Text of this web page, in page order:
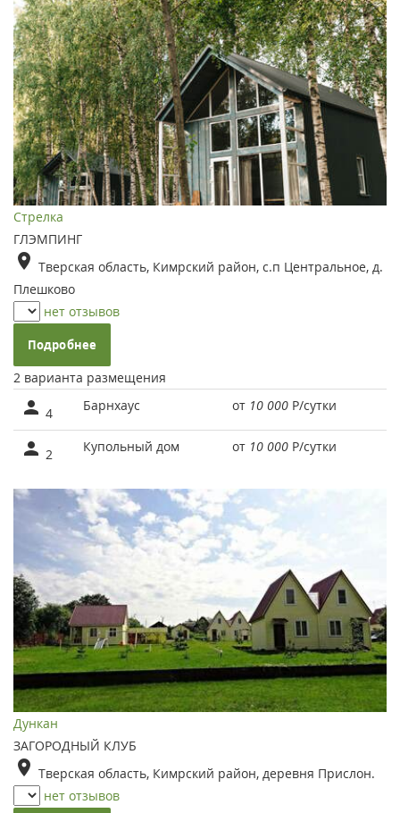
Стрелка
ГЛЭМПИНГ
Тверская область, Кимрский район, с.п Центральное, д.
Плешково
нет отзывов
Подробнее
2 варианта размещения
4 Барнхаус от 10 000 Р/сутки
2 Купольный дом от 10 000 Р/сутки
Дункан
ЗАГОРОДНЫЙ КЛУБ
Тверская область, Кимрский район, деревня Прислон.
нет отзывов